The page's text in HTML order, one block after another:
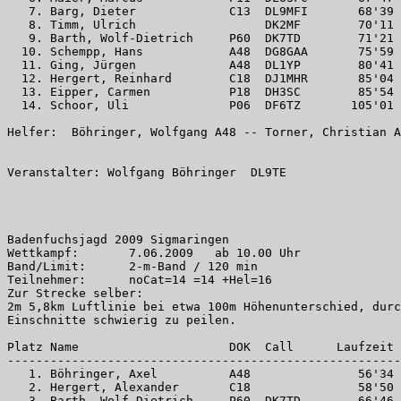
7. Barg, Dieter             C13  DL9MFI
8. Timm, Ulrich                  DK2MF
9. Barth, Wolf-Dietrich     P60  DK7TD
10. Schempp, Hans            A48  DG8GAA
11. Ging, Jürgen             A48  DL1YP
12. Hergert, Reinhard        C18  DJ1MHR
13. Eipper, Carmen           P18  DH3SC
14. Schoor, Uli              P06  DF6TZ
Helfer:  Böhringer, Wolfgang A48 -- Torner, Christian
Veranstalter: Wolfgang Böhringer  DL9TE
Badenfuchsjagd 2009 Sigmaringen
Wettkampf:       7.06.2009   ab 10.00 Uhr
Band/Limit:      2-m-Band / 120 min
Teilnehmer:      noCat=14 =14 +Hel=16
Zur Strecke selber:
2m 5,8km Luftlinie bei etwa 100m Höhenunterschied,
Einschnitte schwierig zu peilen.
Platz Name                     DOK  Call
1. Böhringer, Axel          A48
2. Hergert, Alexander       C18